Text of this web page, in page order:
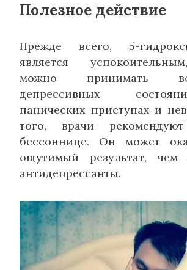
Полезное действие
Прежде всего, 5-
является
можно принимать
депрессивных
панических приступах и
того, врачи
бессоннице. Он может
ощутимый результат, чем
антидепрессанты.